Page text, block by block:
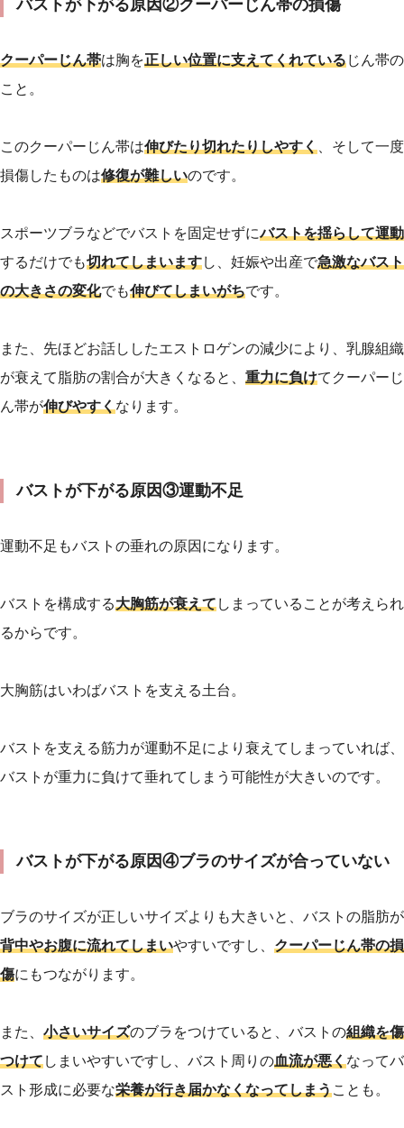
バストが下がる原因②クーパーじん帯の損傷
クーパーじん帯は胸を正しい位置に支えてくれているじん帯の
こと。
このクーパーじん帯は伸びたり切れたりしやすく 、そして一度
損傷したものは修復が難しいのです。
スポーツブラなどでバストを固定せずにバストを揺らして運動
するだけでも切れてしまいますし、妊娠や出産で急激なバスト
の大きさの変化でも伸びてしまいがちです。
また、先ほどお話ししたエストロゲンの減少により、乳腺組織
が衰えて脂肪の割合が大きくなると、 重力に負けてクーパーじ
ん帯が伸びやすくなります。
バストが下がる原因③運動不足
運動不足もバストの垂れの原因になります。
バストを構成する大胸筋が衰えてしまっていることが考えられ
るからです。
大胸筋はいわばバストを支える土台。
バストを支える筋力が運動不足により衰えてしまっていれば、
バストが重力に負けて垂れてしまう可能性が大きいのです。
バストが下がる原因④ブラのサイズが合っていない
ブラのサイズが正しいサイズよりも大きいと、バストの脂肪が
背中やお腹に流れてしまいやすいですし、 クーパーじん帯の損
傷にもつながります。
また、 小さいサイズのブラをつけていると、バストの組織を傷
つけてしまいやすいですし、バスト周りの血流が悪くなってバ
スト形成に必要な栄養が行き届かなくなってしまうことも。